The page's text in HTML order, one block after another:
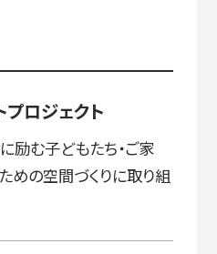
プロジェクト
励む子どもたち・ご家
めの空間づくりに取り組